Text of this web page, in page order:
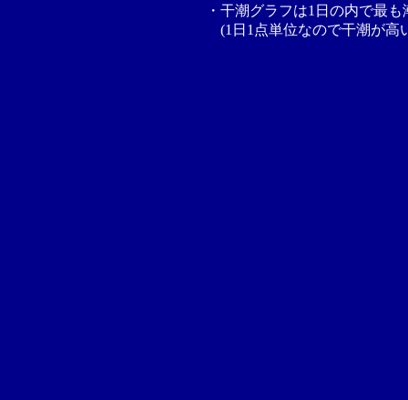
・干潮グラフは1日の内で最
(1日1点単位なので干潮が高